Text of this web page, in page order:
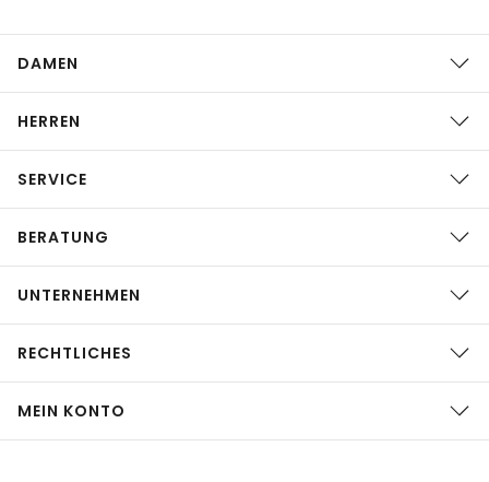
DAMEN
HERREN
SERVICE
BERATUNG
UNTERNEHMEN
RECHTLICHES
MEIN KONTO